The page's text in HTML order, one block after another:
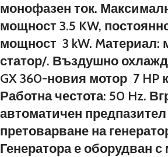
монофазен ток.
мощност 3.5 KW,
мощност 3 kW. Mатериал:
статор/. Въздушно
GX 360-новия мотор 7 HP
Работна честота: 50 Hz.
автоматичен
претоварване на
Генератора е оборудван с